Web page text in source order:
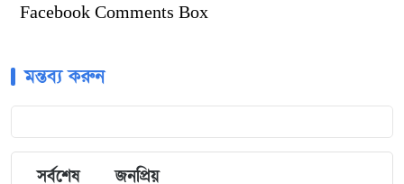
Facebook Comments Box
মন্তব্য করুন
সর্বশেষ জনপ্রিয়